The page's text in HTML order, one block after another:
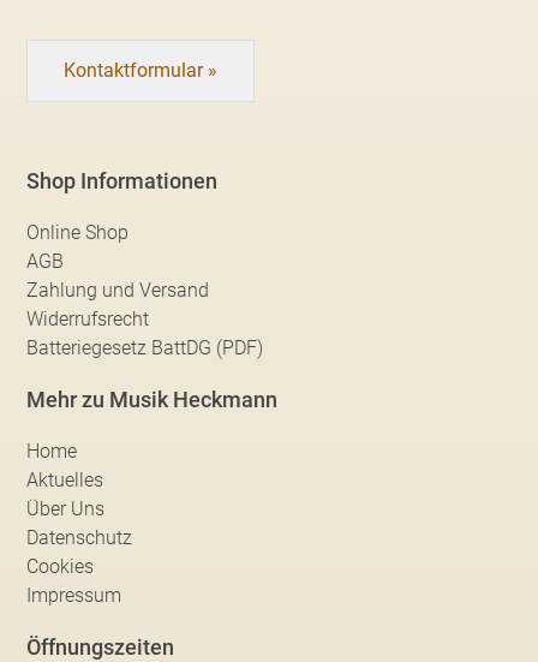
Kontaktformular »
Shop Informationen
Online Shop
AGB
Zahlung und Versand
Widerrufsrecht
Batteriegesetz BattDG (PDF)
Mehr zu Musik Heckmann
Home
Aktuelles
Über Uns
Datenschutz
Cookies
Impressum
Öffnungszeiten